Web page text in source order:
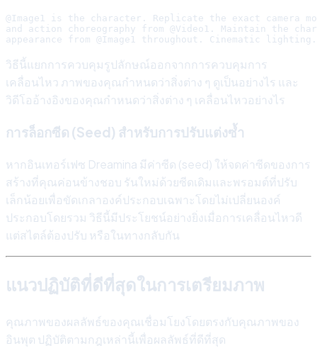
@Image1 is the character. Replicate the exact camera
and action choreography from @Video1. Maintain the
วิธีนี้แยกการควบคุมรูปลักษณ์ออกจากการควบคุมการ
เคลื่อนไหว ภาพของคุณกำหนดว่าสิ่งต่าง ๆ ดูเป็นอย่างไร และ
วิดีโออ้างอิงของคุณกำหนดว่าสิ่งต่าง ๆ เคลื่อนไหวอย่างไร
การล็อกซีด (Seed) สำหรับการปรับแต่งซ้ำ
หากอินเทอร์เฟซ Dreamina มีค่าซีด (seed) ให้จดค่าซีดของการ
สร้างที่คุณค่อนข้างชอบ รันใหม่ด้วยซีดเดิมและพรอมต์ที่ปรับ
เล็กน้อยเพื่อขัดเกลาองค์ประกอบเฉพาะโดยไม่เปลี่ยนองค์
ประกอบโดยรวม วิธีนี้มีประโยชน์อย่างยิ่งเมื่อการเคลื่อนไหวดี
แต่สไตล์ต้องปรับ หรือในทางกลับกัน
แนวปฏิบัติที่ดีที่สุดในการเตรียมภาพ
คุณภาพของผลลัพธ์ของคุณเชื่อมโยงโดยตรงกับคุณภาพของ
อินพุต ปฏิบัติตามกฎเหล่านี้เพื่อผลลัพธ์ที่ดีที่สุด